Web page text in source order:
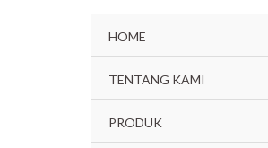
HOME
TENTANG KAMI
PRODUK